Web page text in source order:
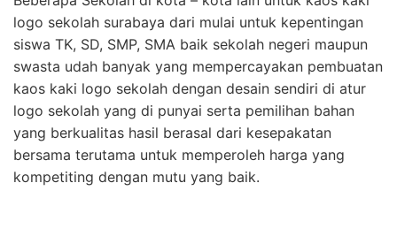
logo sekolah surabaya dari mulai untuk kepentingan
siswa TK, SD, SMP, SMA baik sekolah negeri maupun
swasta udah banyak yang mempercayakan pembuatan
kaos kaki logo sekolah dengan desain sendiri di atur
logo sekolah yang di punyai serta pemilihan bahan
yang berkualitas hasil berasal dari kesepakatan
bersama terutama untuk memperoleh harga yang
kompetiting dengan mutu yang baik.